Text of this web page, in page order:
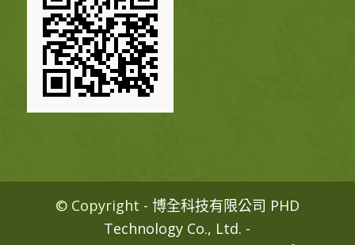
© Copyright - 博全科技有限公司 PHD
Technology Co., Ltd. -